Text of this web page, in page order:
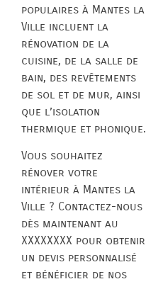
populaires à Mantes la
Ville incluent la
rénovation de la
cuisine, de la salle de
bain, des revêtements
de sol et de mur, ainsi
que l’isolation
thermique et phonique.
Vous souhaitez
rénover votre
intérieur à Mantes la
Ville ? Contactez-nous
dès maintenant au
XXXXXXXX pour obtenir
un devis personnalisé
et bénéficier de nos